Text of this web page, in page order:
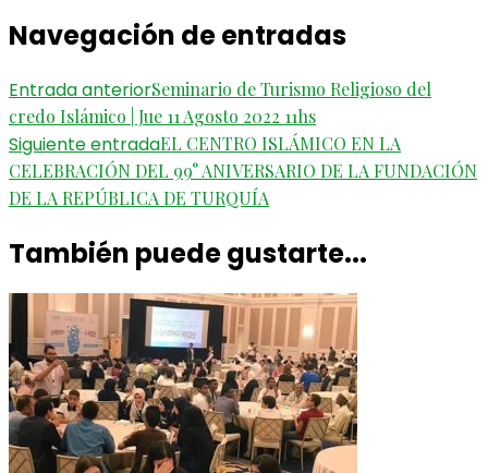
Navegación de entradas
Entrada anteriorSeminario de Turismo Religioso del
credo Islámico | Jue 11 Agosto 2022 11hs
Siguiente entradaEL CENTRO ISLÁMICO EN LA
CELEBRACIÓN DEL 99° ANIVERSARIO DE LA FUNDACIÓN
DE LA REPÚBLICA DE TURQUÍA
También puede gustarte...